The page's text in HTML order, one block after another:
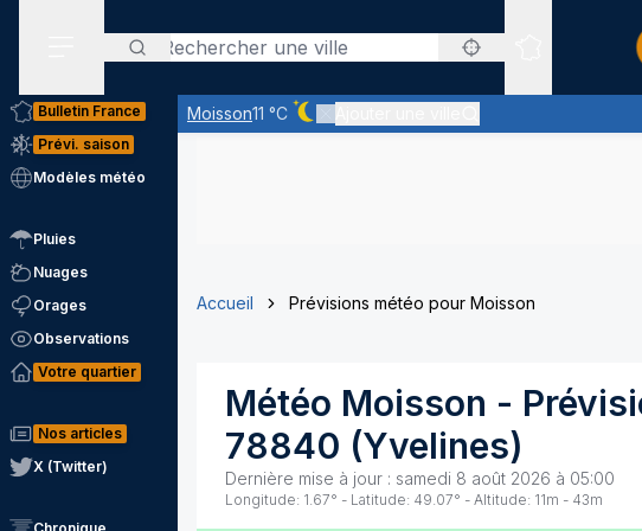
Rechercher
Sites
Moisson11 °C
Ciel dégagé - quasiment pas de nuages
Bulletin France
Prévi. saison
Modèles météo
Pluies
Nuages
Orages
Observations
Votre quartier
Nos articles
X (Twitter)
Accueil Prévisions météo pour Moisson
Météo Moisson -
78840 (Yvelines)
Dernière mise à jour : samedi 8 août 2026 à 05:00
Longitude: 1.67° - Latitude: 49.07° - Altitude: 11m - 43m